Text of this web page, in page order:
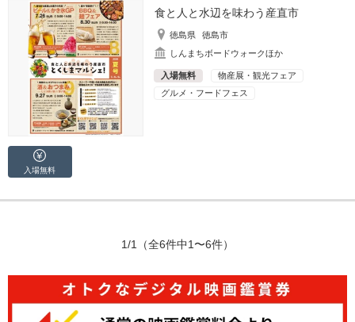
食と人と水辺を味わう産直市
徳島県
徳島市
しんまちボードウォークほか
入場無料
物産展・観光フェア
グルメ・フードフェス
入場無料
1/1 （全6件中1〜6件）